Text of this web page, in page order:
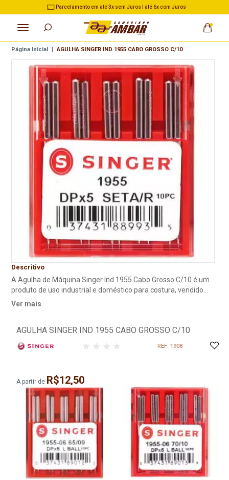
3% de Desconto no Pix nas Compras acima de R$ 500,00
Página Inicial | AGULHA SINGER IND 1955 CABO GROSSO C/10
Descritivo
A Agulha de Máquina Singer Ind 1955 Cabo Grosso C/10 é um
produto de uso industrial e doméstico para costura, vendido
pelo Armarinho Ambar como um Kit de 10 agulhas de Cabo
10 agulhas Para costurar em máquinas retas industriais
Ver mais
AGULHA SINGER IND 1955 CABO GROSSO C/10
REF: 1908
A partir de R$12,50